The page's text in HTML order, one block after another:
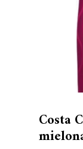
Costa